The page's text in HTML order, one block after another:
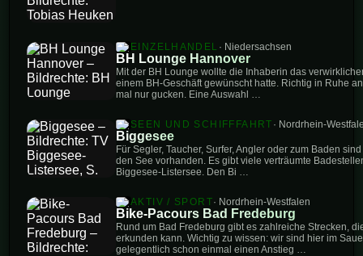
EINZELHANDEL · Niedersachsen
BH Lounge Hannover
Mit der BH Lounge wollte die Inhaberin das
einem BH-Geschäft gewünscht hatte. Richtig in Ruhe
mal nur gucken. Eine Auswahl …
SEEN UND SCHIFFFAHRT · Nordrhein-
Biggesee
Für Segler, Taucher, Surfer, Angler oder zum Baden
den See vorhanden. Es gibt viele verträumte
Biggesee-Listersee. Den Bi …
AKTIV / SPORT· Nordrhein-Westfalen
Bike-Pacours Bad Fredeburg
Rund um Bad Fredeburg gibt es zahlreiche Strecken,
erkunden kann. Wichtig zu wissen: wir sind hier im
gelegentlich schon einmal einen Anstieg …